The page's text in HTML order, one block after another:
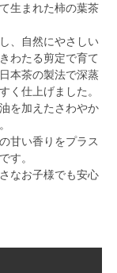
生まれた柿の葉茶
、自然にやさしい
わたる剪定で育て
本茶の製法で深蒸
く仕上げました。
を加えたさわやか
甘い香りをプラス
す。
なお子様でも安心